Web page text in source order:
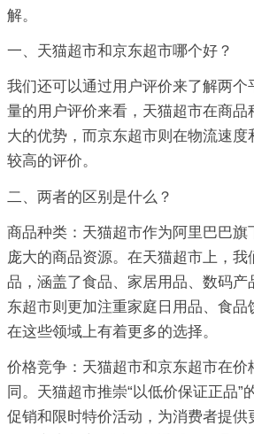
解。
一、天猫超市和京东超市哪个好？
我们还可以通过用户评价来了解两个
量的用户评价来看，天猫超市在商品
大的优势，而京东超市则在物流速度
较高的评价。
二、两者的区别是什么？
商品种类：天猫超市作为阿里巴巴旗
庞大的商品资源。在天猫超市上，我
品，涵盖了食品、家居用品、数码产
东超市则更加注重家庭日用品、食品
在这些领域上有着更多的选择。
价格竞争：天猫超市和京东超市在价
同。天猫超市推崇“以低价保证正品”
促销和限时特价活动，为消费者提供